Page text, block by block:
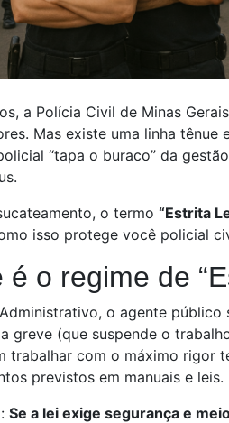
a Polícia Civil de Minas
Mas existe uma linha
“tapa o buraco” da
o termo “Estrita
isso protege você policial
é o regime de
o agente
greve (que suspende o
trabalhar com o máximo rigor
previstos em manuais e leis.
Se a lei exige segurança e